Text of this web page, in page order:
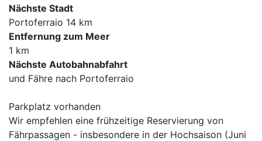
Nächste Stadt
Portoferraio 14 km
Entfernung zum Meer
1 km
Nächste Autobahnabfahrt
und Fähre nach Portoferraio
Parkplatz vorhanden
Wir empfehlen eine frühzeitige Reservierung von
Fährpassagen - insbesondere in der Hochsaison (Juni